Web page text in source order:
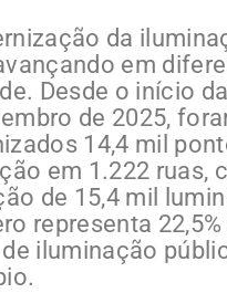
da
em
Desde o início
de 2025,
14,4 mil
em 1.222 ruas,
de 15,4 mil
representa
iluminação